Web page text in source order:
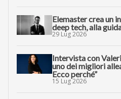
Elemaster crea un
deep tech, alla
29 Lug 2026
Intervista con
uno dei migliori
Ecco perché”
15 Lug 2026